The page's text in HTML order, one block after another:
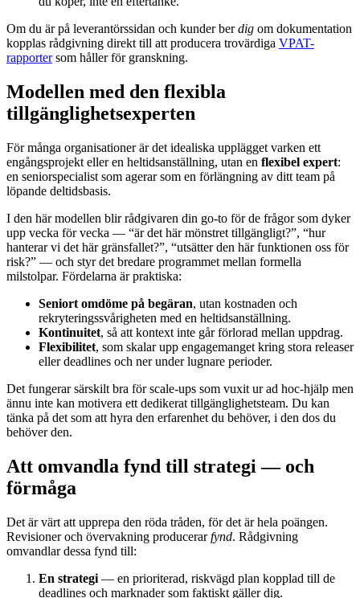
Om du är på leverantörssidan och kunder berdig om dokumentation
kopplas rådgivning direkt till att producera trovärdiga VPAT-
rapportersom håller för granskning.
Modellen med den flexibla
tillgänglighetsexperten
För många organisationer är det idealiska upplägget varken ett
engångsprojekt eller en heltidsanställning, utan en flexibel expert:
en seniorspecialist som agerar som en förlängning av ditt team på
löpande deltidsbasis.
I den här modellen blir rådgivaren din go-to för de frågor som dyker
upp vecka för vecka — “är det här mönstret tillgängligt?”, “hur
hanterar vi det här gränsfallet?”, “utsätter den här funktionen oss för
risk?” — och styr det bredare programmet mellan formella
milstolpar. Fördelarna är praktiska:
Seniort omdöme på begäran, utan kostnaden och
rekryteringssvårigheten med en heltidsanställning.
Kontinuitet, så att kontext inte går förlorad mellan uppdrag.
Flexibilitet, som skalar upp engagemanget kring stora releaser
eller deadlines och ner under lugnare perioder.
Det fungerar särskilt bra för scale-ups som vuxit ur ad hoc-hjälp men
ännu inte kan motivera ett dedikerat tillgänglighetsteam. Du kan
tänka på det som att hyra den erfarenhet du behöver, i den dos du
behöver den.
Att omvandla fynd till strategi — och
förmåga
Det är värt att upprepa den röda tråden, för det är hela poängen.
Revisioner och övervakning producerarfynd. Rådgivning
omvandlar dessa fynd till:
En strategi — en prioriterad, riskvägd plan kopplad till de
deadlines och marknader som faktiskt gäller dig.